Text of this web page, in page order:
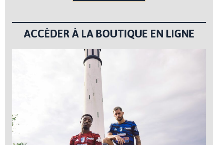
ACCÉDER À LA BOUTIQUE EN LIGNE